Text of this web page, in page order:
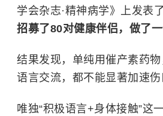
学会杂志·精神病学》上发表
招募了80对健康伴侣，做了一
结果发现，单纯用催产素药
语言交流，都不能显著加速伤
唯独“积极语言+身体接触”这